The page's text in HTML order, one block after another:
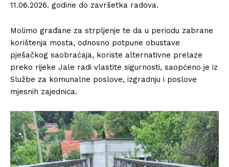
11.06.2026. godine do završetka radova.
Molimo građane za strpljenje te da u periodu zabrane
korištenja mosta, odnosno potpune obustave
pješačkog saobraćaja, koriste alternativne prelaze
preko rijeke Jale radi vlastite sigurnosti, saopćeno je iz
Službe za komunalne poslove, izgradnju i poslove
mjesnih zajednica.